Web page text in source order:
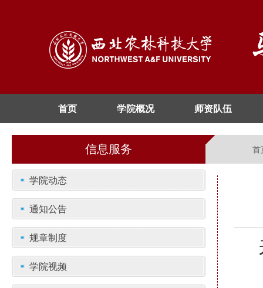
首页 学院概况 师资队伍
信息服务 首
学院动态
通知公告
规章制度
学院视频